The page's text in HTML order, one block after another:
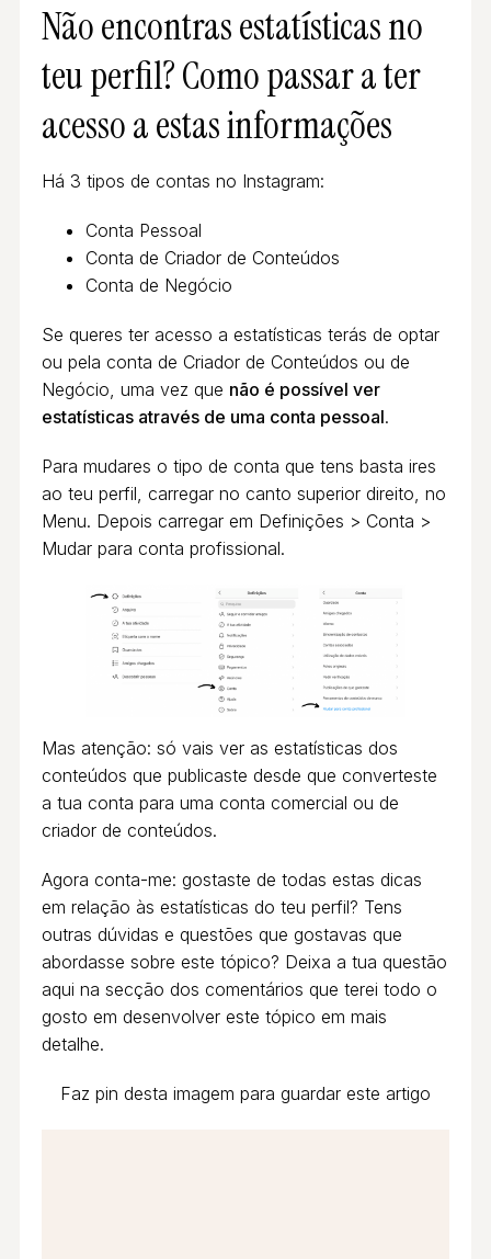
Não encontras estatísticas no
teu perfil? Como passar a ter
acesso a estas informações
Há 3 tipos de contas no Instagram:
Conta Pessoal
Conta de Criador de Conteúdos
Conta de Negócio
Se queres ter acesso a estatísticas terás de optar
ou pela conta de Criador de Conteúdos ou de
Negócio, uma vez que não é possível ver
estatísticas através de uma conta pessoal.
Para mudares o tipo de conta que tens basta ires
ao teu perfil, carregar no canto superior direito, no
Menu. Depois carregar em Definições > Conta >
Mudar para conta profissional.
Mas atenção: só vais ver as estatísticas dos
conteúdos que publicaste desde que converteste
a tua conta para uma conta comercial ou de
criador de conteúdos.
Agora conta-me: gostaste de todas estas dicas
em relação às estatísticas do teu perfil? Tens
outras dúvidas e questões que gostavas que
abordasse sobre este tópico? Deixa a tua questão
aqui na secção dos comentários que terei todo o
gosto em desenvolver este tópico em mais
detalhe.
Faz pin desta imagem para guardar este artigo